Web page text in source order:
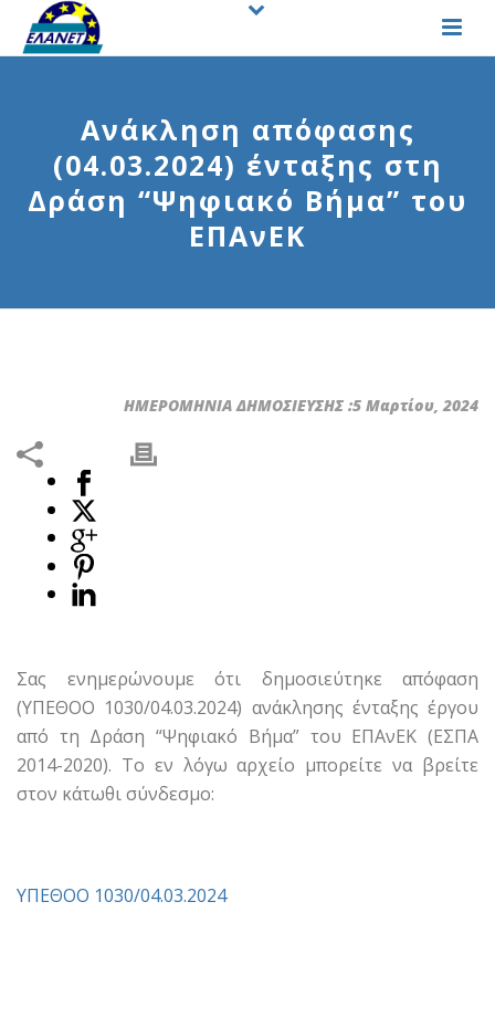
Ανάκληση απόφασης
(04.03.2024) ένταξης στη
Δράση “Ψηφιακό Βήμα” του
ΕΠΑνΕΚ
ΗΜΕΡΟΜΗΝΙΑ ΔΗΜΟΣΙΕΥΣΗΣ :5 Μαρτίου, 2024
Σας ενημερώνουμε ότι δημοσιεύτηκε απόφαση
(ΥΠΕΘΟΟ 1030/04.03.2024) ανάκλησης ένταξης έργου
από τη Δράση “Ψηφιακό Βήμα” του ΕΠΑνΕΚ (ΕΣΠΑ
2014-2020). Το εν λόγω αρχείο μπορείτε να βρείτε
στον κάτωθι σύνδεσμο:
ΥΠΕΘΟΟ 1030/04.03.2024